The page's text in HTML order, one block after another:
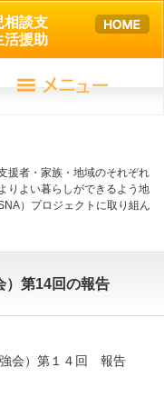
相談支
活援助
援者・家族・地域のそれぞれ
りよい暮らしができるよう地
）プロジェクトに取り組ん
）第14回の報告
強会）第１４回 報告